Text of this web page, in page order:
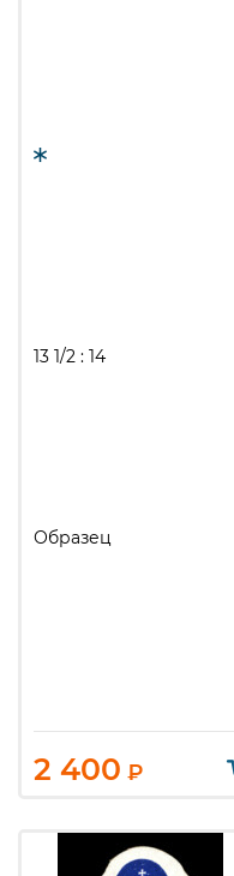
13 1/2 : 14
Образец
2 400 ₽